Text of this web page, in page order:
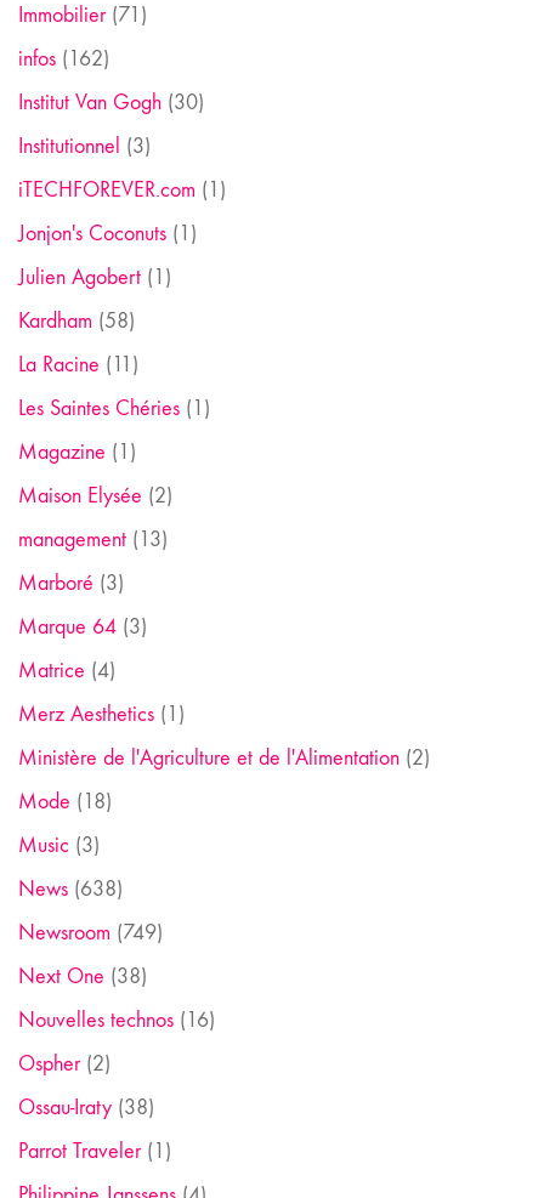
Immobilier(71)
infos (162)
Institut Van Gogh (30)
Institutionnel (3)
iTECHFOREVER.com (1)
Jonjon's Coconuts (1)
Julien Agobert (1)
Kardham (58)
La Racine (11)
Les Saintes Chéries (1)
Magazine (1)
Maison Elysée (2)
management (13)
Marboré (3)
Marque 64 (3)
Matrice (4)
Merz Aesthetics (1)
Ministère de l'Agriculture et de l'Alimentation (2)
Mode (18)
Music (3)
News (638)
Newsroom (749)
Next One (38)
Nouvelles technos (16)
Ospher(2)
Ossau-Iraty (38)
Parrot Traveler(1)